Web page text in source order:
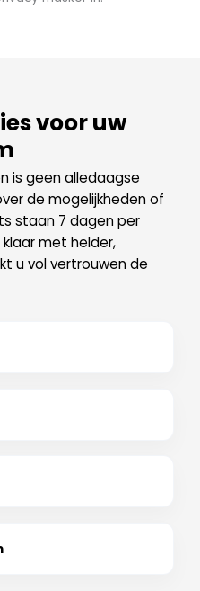
voor uw
is geen alledaagse
de mogelijkheden of
staan 7 dagen per
klaar met helder,
u vol vertrouwen de